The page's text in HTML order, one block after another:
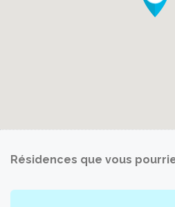
Résidences que vous